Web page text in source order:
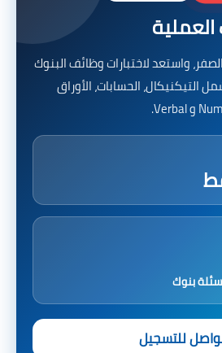
واستعد لاختبارات وظائف البنوك
الحسابات، الأوراق
للتسجيل